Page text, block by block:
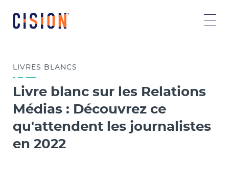
LIVRES BLANCS
Livre blanc sur les Relations
Médias : Découvrez ce
qu'attendent les journalistes
en 2022